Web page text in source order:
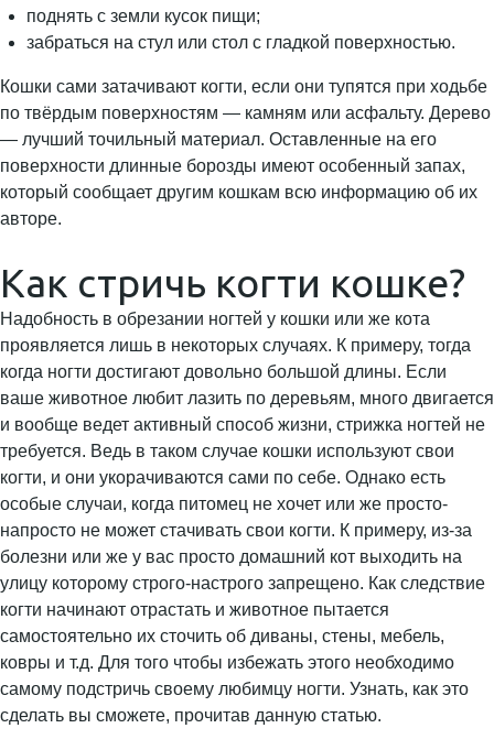
поднять с земли кусок пищи;
забраться на стул или стол с гладкой поверхностью.
Кошки сами затачивают когти, если они тупятся при ходьбе
по твёрдым поверхностям — камням или асфальту. Дерево
— лучший точильный материал. Оставленные на его
поверхности длинные борозды имеют особенный запах,
который сообщает другим кошкам всю информацию об их
авторе.
Как стричь когти кошке?
Надобность в обрезании ногтей у кошки или же кота
проявляется лишь в некоторых случаях. К примеру, тогда
когда ногти достигают довольно большой длины. Если
ваше животное любит лазить по деревьям, много двигается
и вообще ведет активный способ жизни, стрижка ногтей не
требуется. Ведь в таком случае кошки используют свои
когти, и они укорачиваются сами по себе. Однако есть
особые случаи, когда питомец не хочет или же просто-
напросто не может стачивать свои когти. К примеру, из-за
болезни или же у вас просто домашний кот выходить на
улицу которому строго-настрого запрещено. Как следствие
когти начинают отрастать и животное пытается
самостоятельно их сточить об диваны, стены, мебель,
ковры и т.д. Для того чтобы избежать этого необходимо
самому подстричь своему любимцу ногти. Узнать, как это
сделать вы сможете, прочитав данную статью.